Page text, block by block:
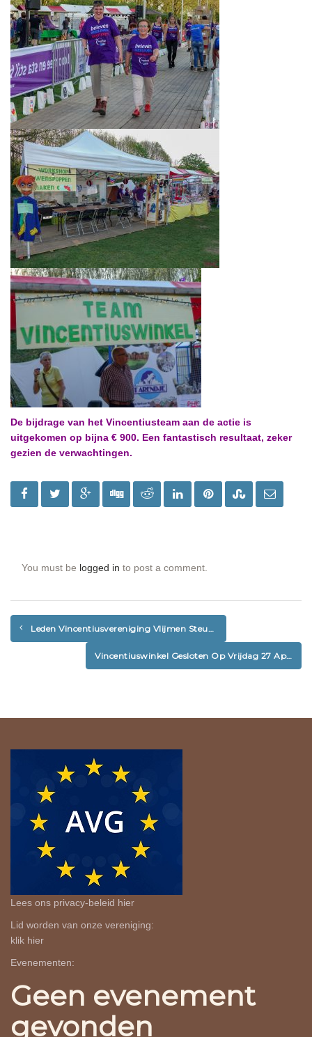
De bijdrage van het Vincentiusteam aan de actie is
uitgekomen op bijna € 900. Een fantastisch resultaat, zeker
gezien de verwachtingen.
You must be logged in to post a comment.
Leden Vincentiusvereniging Vlijmen Steunen Het Beleid Van Het Bestuur Tijdens ALV
Vincentiuswinkel Gesloten Op Vrijdag 27 April 2018 (Koningsdag)
Lees ons privacy-beleid hier
Lid worden van onze vereniging:
klik hier
Evenementen:
Geen evenement
gevonden